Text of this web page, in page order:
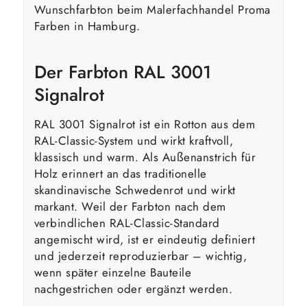
Wunschfarbton beim Malerfachhandel Proma
Farben in Hamburg.
Der Farbton RAL 3001
Signalrot
RAL 3001 Signalrot ist ein Rotton aus dem
RAL-Classic-System und wirkt kraftvoll,
klassisch und warm. Als Außenanstrich für
Holz erinnert an das traditionelle
skandinavische Schwedenrot und wirkt
markant. Weil der Farbton nach dem
verbindlichen RAL-Classic-Standard
angemischt wird, ist er eindeutig definiert
und jederzeit reproduzierbar – wichtig,
wenn später einzelne Bauteile
nachgestrichen oder ergänzt werden.